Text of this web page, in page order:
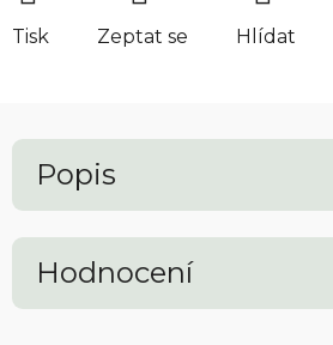
Tisk Zeptat se Hlídat
Popis
Hodnocení